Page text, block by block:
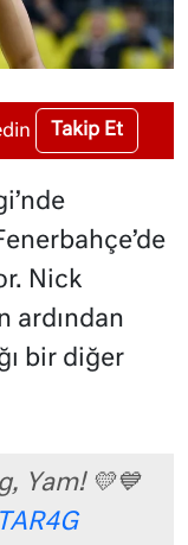
Takip Et
Nick
ardından
bir diğer
Yam! 💛💙